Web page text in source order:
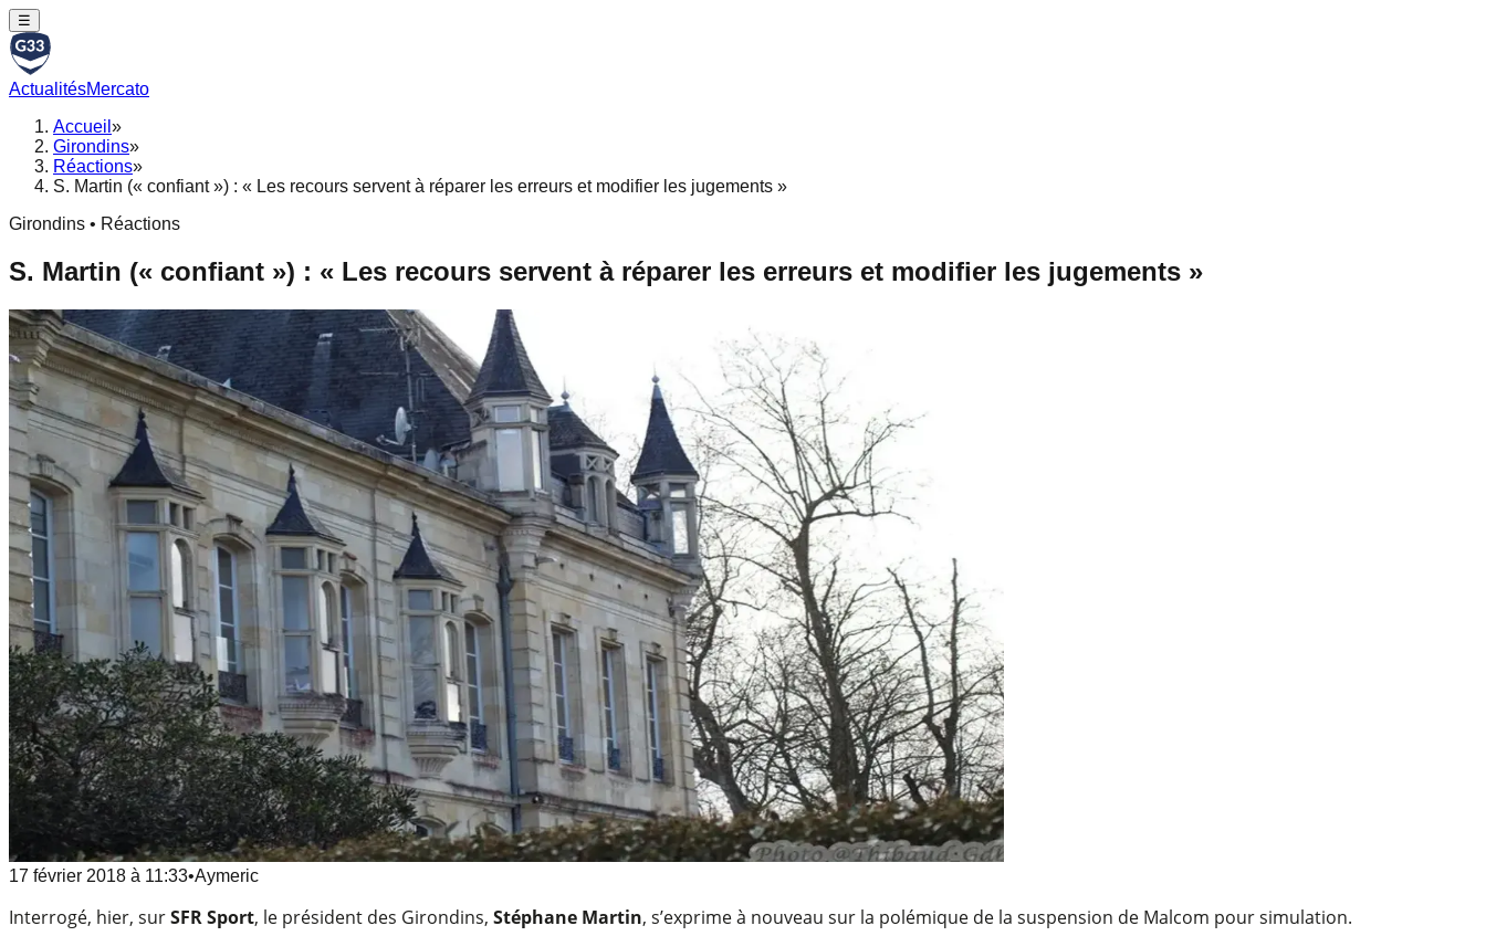
☰
ActualitésMercato
Accueil »
Girondins»
Réactions»
S. Martin (« confiant ») : « Les recours servent à réparer les erreurs et modifier les jugements »
Girondins • Réactions
S. Martin (« confiant ») : « Les recours servent à réparer les erreurs et modifier les jugements »
17 février 2018 à 11:33•Aymeric
Interrogé, hier, surSFR Sport, le président des Girondins, Stéphane Martin, s’exprime à nouveau sur la polémique de la suspension de Malcom pour simulation.